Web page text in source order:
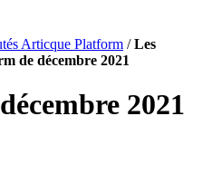
Articque Platform /Les
de décembre 2021
2021